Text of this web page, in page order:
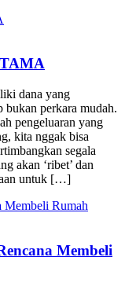
dana yang
bukan perkara mudah.
pengeluaran yang
kita nggak bisa
segala
akan ‘ribet’ dan
untuk […]
Membeli